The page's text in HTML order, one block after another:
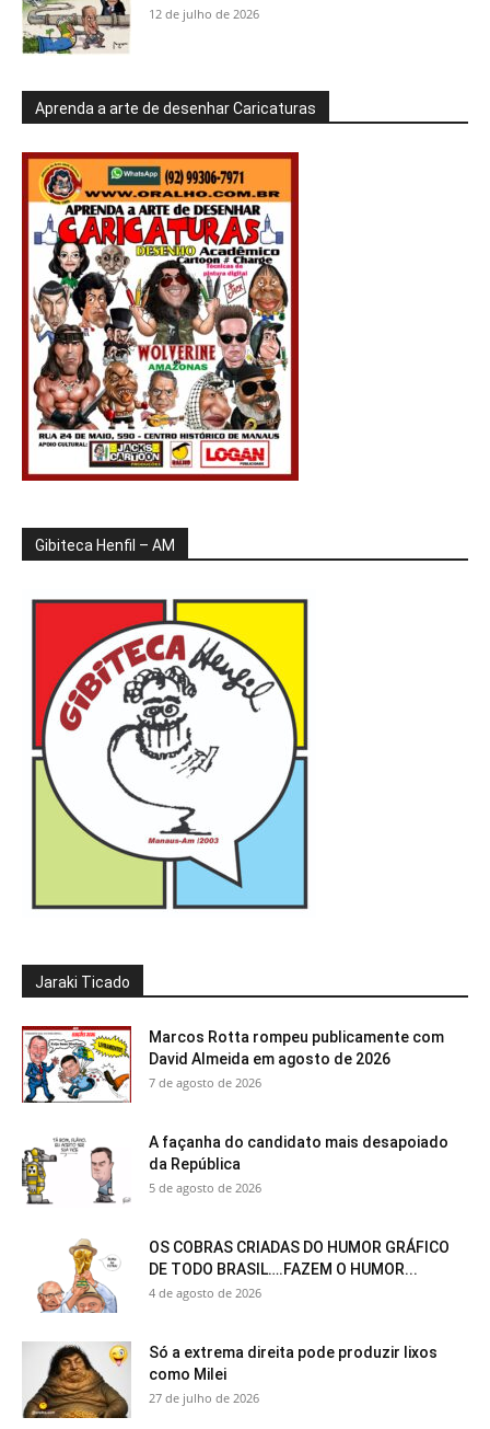
12 de julho de 2026
Aprenda a arte de desenhar Caricaturas
Gibiteca Henfil – AM
Jaraki Ticado
Marcos Rotta rompeu publicamente com
David Almeida em agosto de 2026
7 de agosto de 2026
A façanha do candidato mais desapoiado
da República
5 de agosto de 2026
OS COBRAS CRIADAS DO HUMOR GRÁFICO
DE TODO BRASIL….FAZEM O HUMOR...
4 de agosto de 2026
Só a extrema direita pode produzir lixos
como Milei
27 de julho de 2026